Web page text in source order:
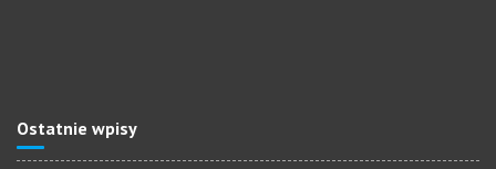
Ostatnie wpisy